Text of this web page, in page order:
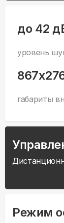
до 42
уровень
габариты
Режим